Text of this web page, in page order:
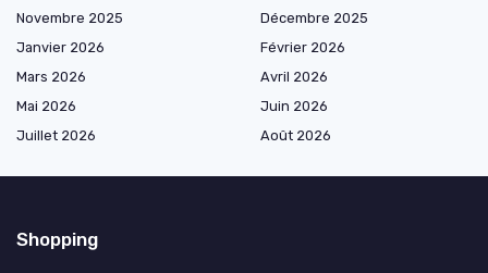
Novembre 2025
Décembre 2025
Janvier 2026
Février 2026
Mars 2026
Avril 2026
Mai 2026
Juin 2026
Juillet 2026
Août 2026
Shopping